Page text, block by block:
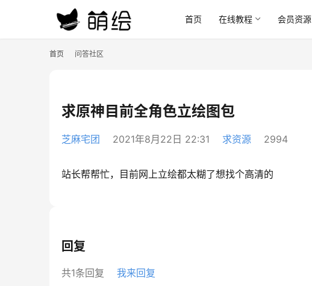
首页 在线教程 会员资源
首页 问答社区
求原神目前全角色立绘图包
芝麻宅团 2021年8月22日 22:31 求资源 2994
站长帮帮忙，目前网上立绘都太糊了想找个高清的
回复
共1条回复 我来回复